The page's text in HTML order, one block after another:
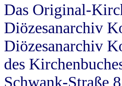
Das Original-
Diözesanarchiv
Diözesanarchiv
des
Schwank-Straße